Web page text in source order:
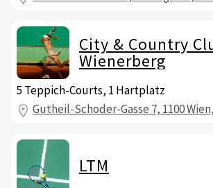
City & Country
Wienerberg
5 Teppich-Courts, 1 Hartplatz
Gutheil-Schoder-Gasse 7, 1100
LTM